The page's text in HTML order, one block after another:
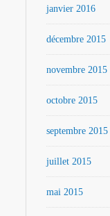
janvier 2016
décembre 2015
novembre 2015
octobre 2015
septembre 2015
juillet 2015
mai 2015